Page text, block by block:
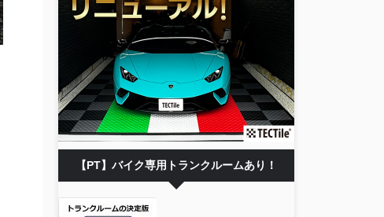
【PT】バイク専用トランクルームあり！